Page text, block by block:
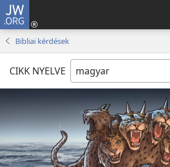
JW.ORG
Bibliai kérdések
CIKK NYELVE